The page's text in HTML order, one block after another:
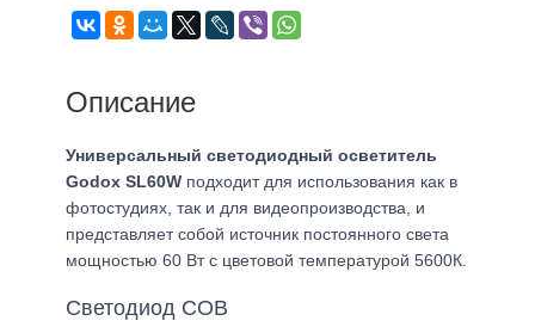
Описание
Универсальный светодиодный осветитель
Godox SL60W подходит для использования как в
фотостудиях, так и для видеопроизводства, и
представляет собой источник постоянного света
мощностью 60 Вт с цветовой температурой 5600К.
Светодиод COB